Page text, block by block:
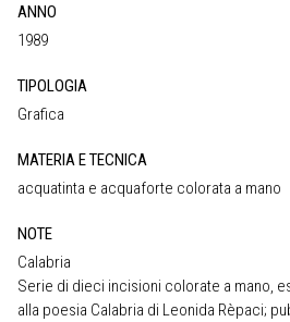
ANNO
1989
TIPOLOGIA
Grafica
MATERIA E TECNICA
acquatinta e acquaforte colorata a mano
NOTE
Calabria
Serie di dieci incisioni colorate a mano,
alla poesia Calabria di Leonida Rèpaci;